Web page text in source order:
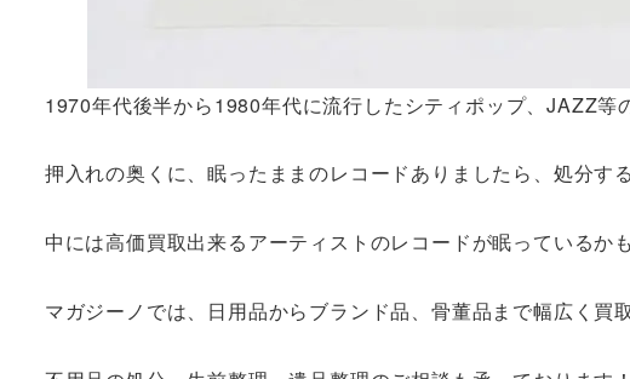
1970年代後半から1980年代に流行したシティポップ、JAZZ等
押入れの奥くに、眠ったままのレコードありましたら、処分す
中には高価買取出来るアーティストのレコードが眠っているか
マガジーノでは、日用品からブランド品、骨董品まで幅広く買